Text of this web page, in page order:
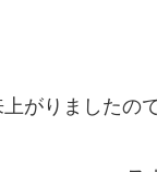
がりましたの